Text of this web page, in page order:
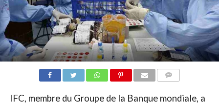
IFC, membre du Groupe de la Banque mondiale, a